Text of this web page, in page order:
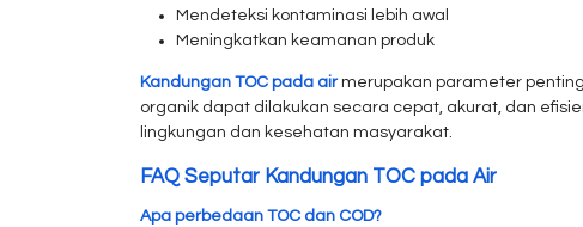
Mendeteksi kontaminasi lebih awal
Meningkatkan keamanan produk
Kandungan TOC pada airmerupakan parameter
organik dapat dilakukan secara cepat, akurat, dan
lingkungan dan kesehatan masyarakat.
FAQ Seputar Kandungan TOC pada Air
Apa perbedaan TOC dan COD?